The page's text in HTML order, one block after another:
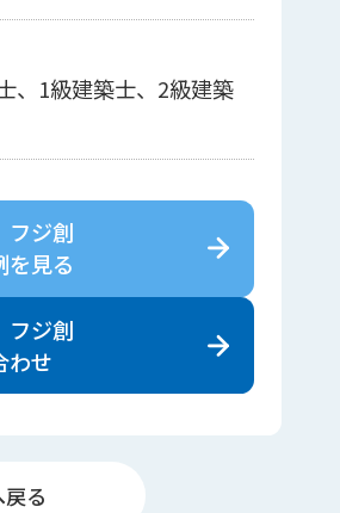
、1級建築士、2級建築
ジ創
を見る
ジ創
わせ
る